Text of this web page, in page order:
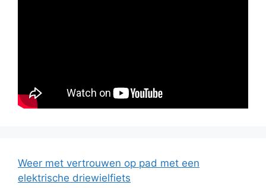
Weer met vertrouwen op pad met een
elektrische driewielfiets